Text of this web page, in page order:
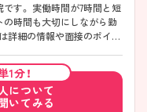
間と短
の時間も大切にしながら勤
1分！
について
いてみる